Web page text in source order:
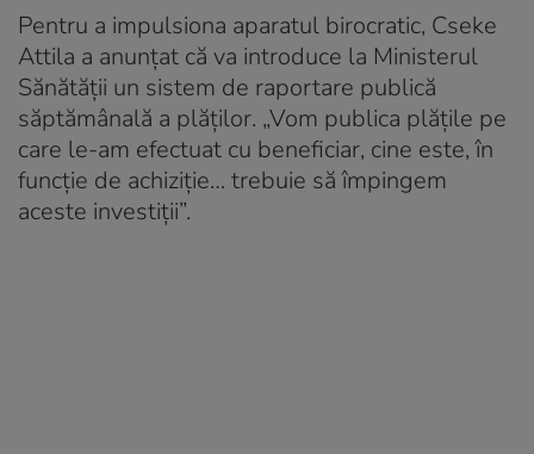
Pentru a impulsiona aparatul birocratic, Cseke
Attila a anunțat că va introduce la Ministerul
Sănătății un sistem de raportare publică
săptămânală a plăților. „Vom publica plățile pe
care le-am efectuat cu beneficiar, cine este, în
funcție de achiziție… trebuie să împingem
aceste investiții”.